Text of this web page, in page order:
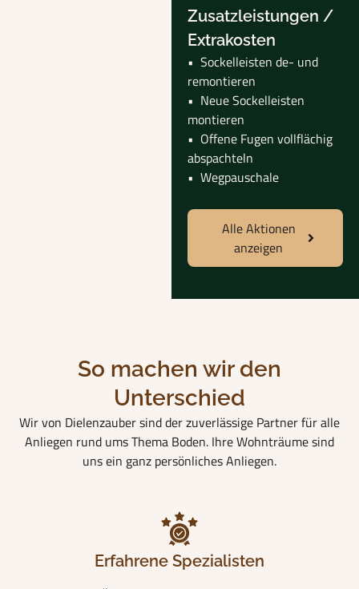
Zusatzleistungen /
Extrakosten
• Sockelleisten de- und
remontieren
• Neue Sockelleisten
montieren
• Offene Fugen vollflächig
abspachteln
• Wegpauschale
Alle Aktionen
anzeigen
So machen wir den
Unterschied
Wir von Dielenzauber sind der zuverlässige Partner für alle
Anliegen rund ums Thema Boden. Ihre Wohnträume sind
uns ein ganz persönliches Anliegen.
Erfahrene Spezialisten